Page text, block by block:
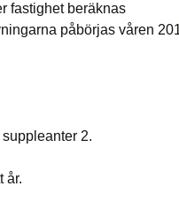
fastighet beräknas
påbörjas våren
2.
år.